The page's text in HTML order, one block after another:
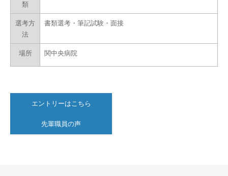
類
選考方
法
書類選考・筆記試験・面接
場所 関中央病院
エントリーはこちら
先輩職員の声